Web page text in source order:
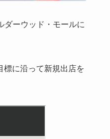
ダーウッド・モールに
に沿って新規出店を